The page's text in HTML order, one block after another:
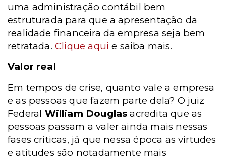
uma administração contábil bem
estruturada para que a apresentação da
realidade financeira da empresa seja bem
retratada.Clique aqui e saiba mais.
Valor real
Em tempos de crise, quanto vale a empresa
e as pessoas que fazem parte dela? O juiz
Federal William Douglas acredita que as
pessoas passam a valer ainda mais nessas
fases críticas, já que nessa época as virtudes
e atitudes são notadamente mais